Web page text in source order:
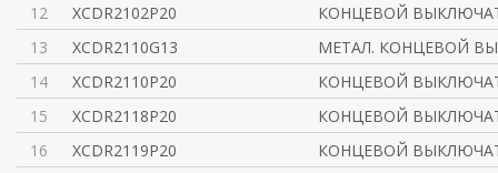
12
XCDR2102P20
КОНЦЕВОЙ
13
XCDR2110G13
МЕТАЛ. КОНЦЕВОЙ
14
XCDR2110P20
КОНЦЕВОЙ
15
XCDR2118P20
КОНЦЕВОЙ
16
XCDR2119P20
КОНЦЕВОЙ